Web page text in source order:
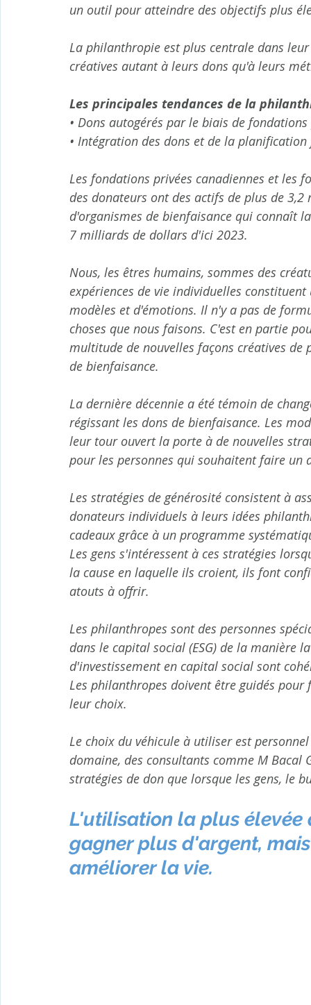
un outil pour atteindre des objectifs plus
La philanthropie est plus centrale dans
créatives autant à leurs dons qu'à leurs
Les principales tendances de la
• Dons autogérés par le biais de
• Intégration des dons et de la planification
Les fondations privées canadiennes et les
des donateurs ont des actifs de plus de
d'organismes de bienfaisance qui connaît
7 milliards de dollars d'ici 2023.
Nous, les êtres humains, sommes des
expériences de vie individuelles
modèles et d'émotions. Il n'y a pas de
choses que nous faisons. C'est en partie
multitude de nouvelles façons créatives
de bienfaisance.
La dernière décennie a été témoin de
régissant les dons de bienfaisance. Les
leur tour ouvert la porte à de nouvelles
pour les personnes qui souhaitent faire un
Les stratégies de générosité consistent à
donateurs individuels à leurs idées
cadeaux grâce à un programme
Les gens s'intéressent à ces stratégies
la cause en laquelle ils croient, ils font
atouts à offrir.
Les philanthropes sont des personnes
dans le capital social (ESG) de la manière
d'investissement en capital social sont
Les philanthropes doivent être guidés
leur choix.
Le choix du véhicule à utiliser est
domaine, des consultants comme M
stratégies de don que lorsque les gens, le
L'utilisation la plus
gagner plus d'argent,
améliorer la vie.